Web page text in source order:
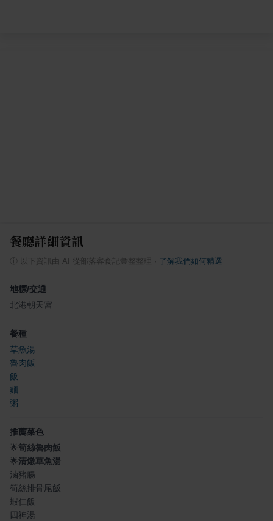
餐廳詳細資訊
以下資訊由 AI 從部落客食記彙整整理 了解我們如何精選
地標/交通
北港朝天宮
餐種
草魚湯
魯肉飯
飯
麵
粥
推薦菜色
🌟筍絲魯肉飯
🌟清燉草魚湯
滷豬腸
筍絲排骨尾飯
蝦仁飯
四神湯